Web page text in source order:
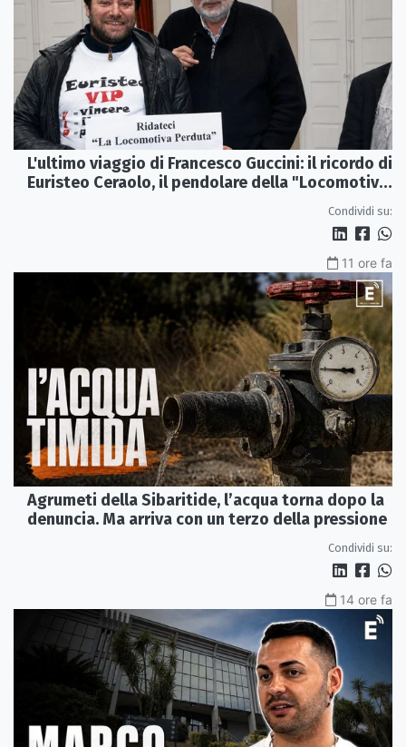
L'ultimo viaggio di Francesco Guccini: il ricordo di
Euristeo Ceraolo, il pendolare della "Locomotiva
Condividi su:
11 ore fa
Agrumeti della Sibaritide, l’acqua torna dopo la
denuncia. Ma arriva con un terzo della pressione
Condividi su:
14 ore fa